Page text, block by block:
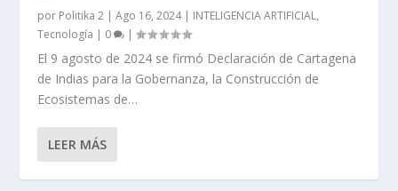
por Politika 2 |Ago 16, 2024| INTELIGENCIA ARTIFICIAL,
Tecnología | 0 |
El 9 agosto de 2024 se firmó Declaración de Cartagena
de Indias para la Gobernanza, la Construcción de
Ecosistemas de…
LEER MÁS